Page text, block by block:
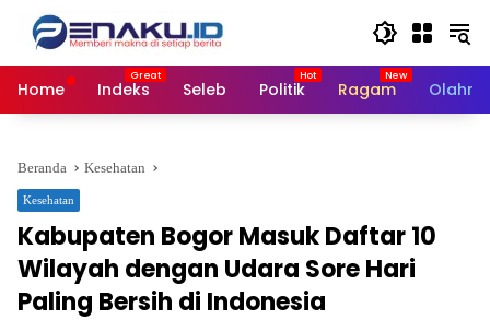
Langsung
Home Indeks Seleb Politik Ragam
Beranda Kesehatan
Kesehatan
Kabupaten Bogor Masuk Daftar 10
Wilayah dengan Udara Sore Hari
Paling Bersih di Indonesia